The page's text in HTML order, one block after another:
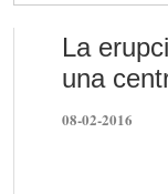
La
una
08-02-2016